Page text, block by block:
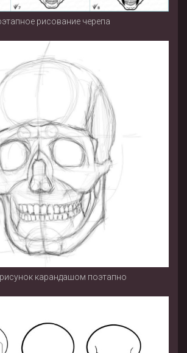
рисование черепа
карандашом поэтапно